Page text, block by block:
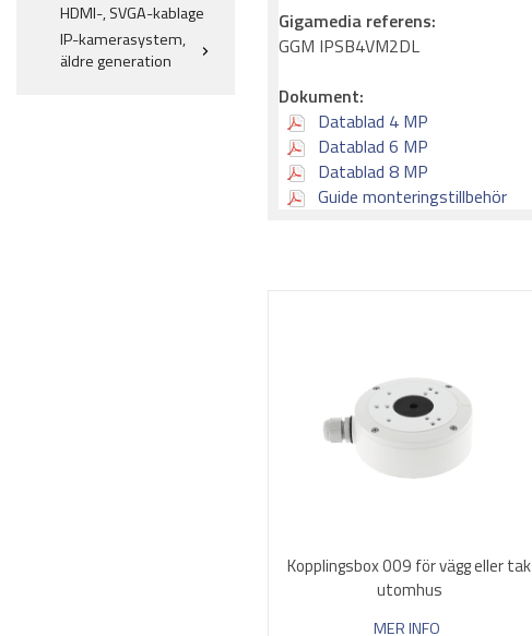
HDMI-, SVGA-kablage
IP-kamerasystem,
äldre generation
Gigamedia referens:
GGM IPSB4VM2DL
Dokument:
Datablad 4 MP
Datablad 6 MP
Datablad 8 MP
Guide monteringstillbehör
Kopplingsbox 009 för vägg eller tak
utomhus
MER INFO